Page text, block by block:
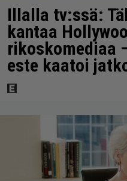
Illalla tv:ssä:
kantaa
rikoskomediaa
este kaatoi